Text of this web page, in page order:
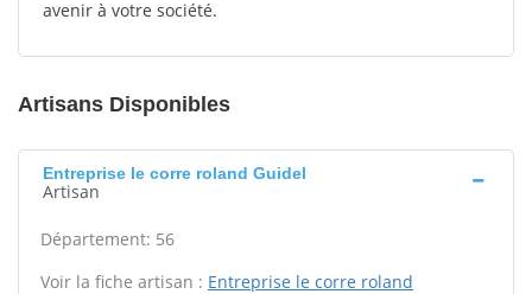
avenir à votre société.
Artisans Disponibles
Entreprise le corre roland Guidel
Artisan
Département: 56
Voir la fiche artisan : Entreprise le corre roland